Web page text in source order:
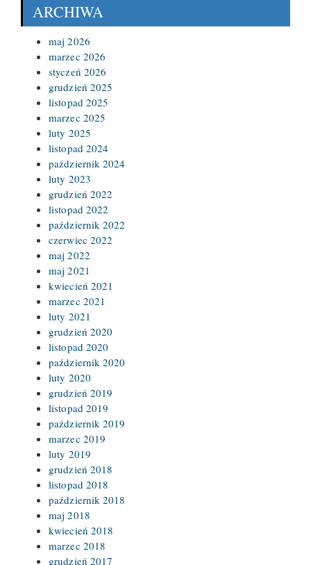
ARCHIWA
maj 2026
marzec 2026
styczeń 2026
grudzień 2025
listopad 2025
marzec 2025
luty 2025
listopad 2024
październik 2024
luty 2023
grudzień 2022
listopad 2022
październik 2022
czerwiec 2022
maj 2022
maj 2021
kwiecień 2021
marzec 2021
luty 2021
grudzień 2020
listopad 2020
październik 2020
luty 2020
grudzień 2019
listopad 2019
październik 2019
marzec 2019
luty 2019
grudzień 2018
listopad 2018
październik 2018
maj 2018
kwiecień 2018
marzec 2018
grudzień 2017